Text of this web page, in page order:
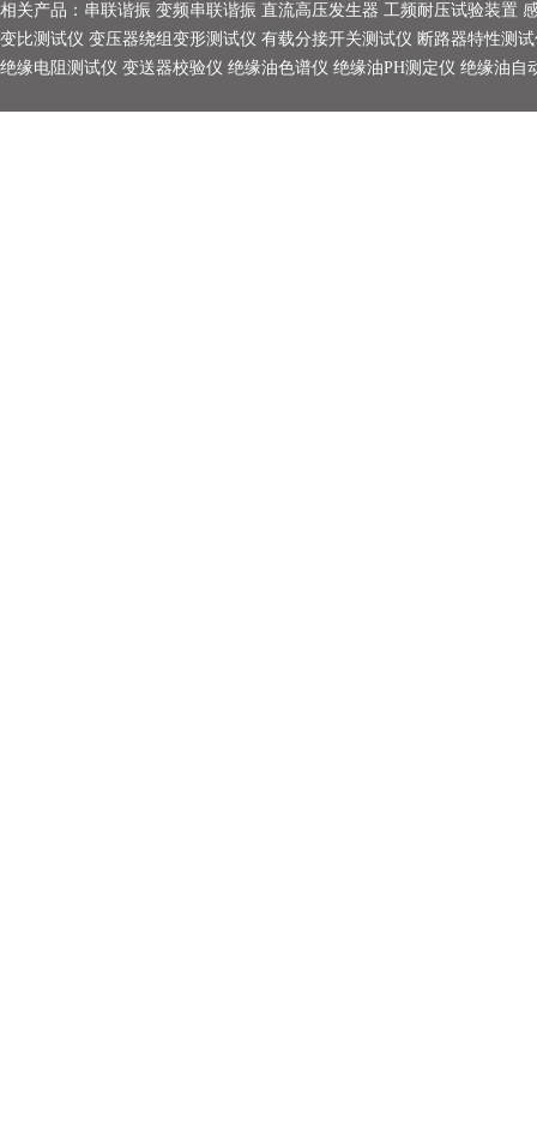
相关产品： 串联谐振 变频串联谐振 直流高压发生器 工频耐压试验装置
变比测试仪 变压器绕组变形测试仪 有载分接开关测试仪 断路器特性测
绝缘电阻测试仪 变送器校验仪 绝缘油色谱仪 绝缘油PH测定仪 绝缘油自